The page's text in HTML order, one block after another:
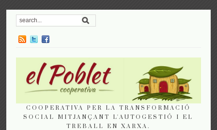
COOPERATIVA PER LA TRANSFORMACIÓ
SOCIAL MITJANÇANT L'AUTOGESTIÓ I EL
TREBALL EN XARXA.